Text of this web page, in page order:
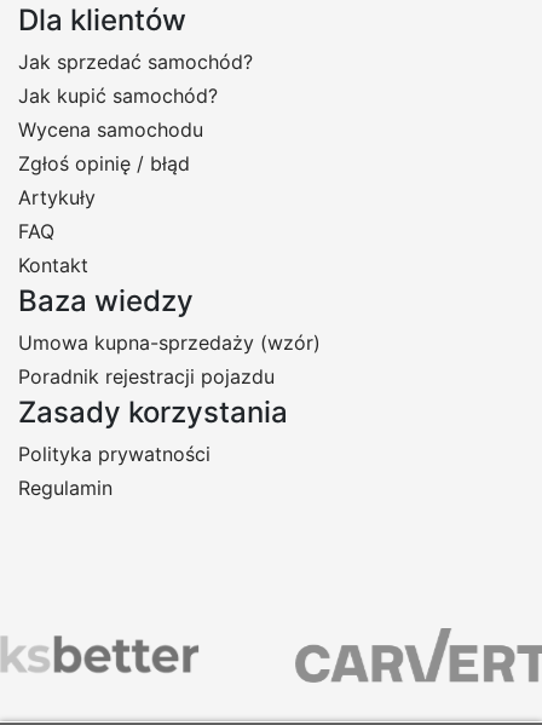
Dla klientów
Jak sprzedać samochód?
Jak kupić samochód?
Wycena samochodu
Zgłoś opinię / błąd
Artykuły
FAQ
Kontakt
Baza wiedzy
Umowa kupna-sprzedaży (wzór)
Poradnik rejestracji pojazdu
Zasady korzystania
Polityka prywatności
Regulamin